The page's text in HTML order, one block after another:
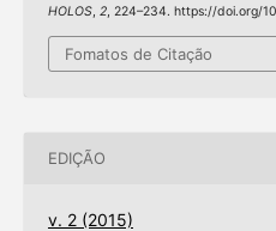
HOLOS, 2, 224–234. https://doi.org/
Fomatos de Citação
EDIÇÃO
v. 2 (2015)